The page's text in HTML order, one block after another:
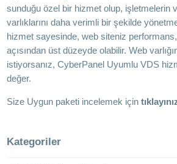
sunduğu özel bir hizmet olup, işletmelerin
varlıklarını daha verimli bir şekilde
hizmet sayesinde, web siteniz
açısından üst düzeyde olabilir. Web
istiyorsanız, CyberPanel Uyumlu VDS
değer.
Size Uygun paketi incelemek için
Kategoriler